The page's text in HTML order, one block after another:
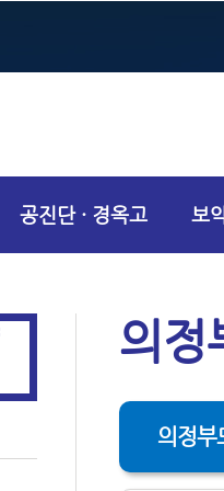
공진단 · 경옥고 보
의정
의정부